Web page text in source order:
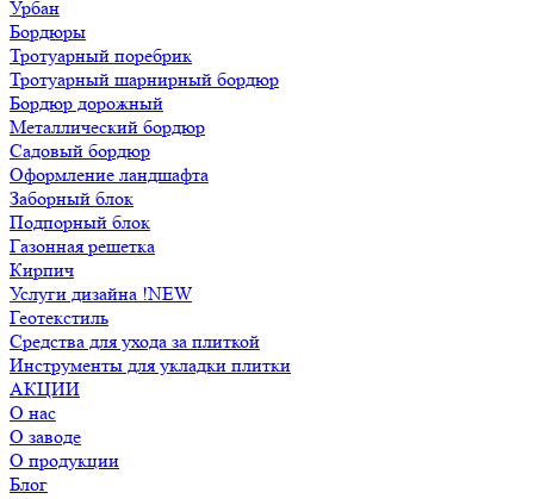
Урбан
Бордюры
Тротуарный поребрик
Тротуарный шарнирный бордюр
Бордюр дорожный
Металлический бордюр
Садовый бордюр
Оформление ландшафта
Заборный блок
Подпорный блок
Газонная решетка
Кирпич
Услуги дизайна !NEW
Геотекстиль
Средства для ухода за плиткой
Инструменты для укладки плитки
АКЦИИ
О нас
О заводе
О продукции
Блог